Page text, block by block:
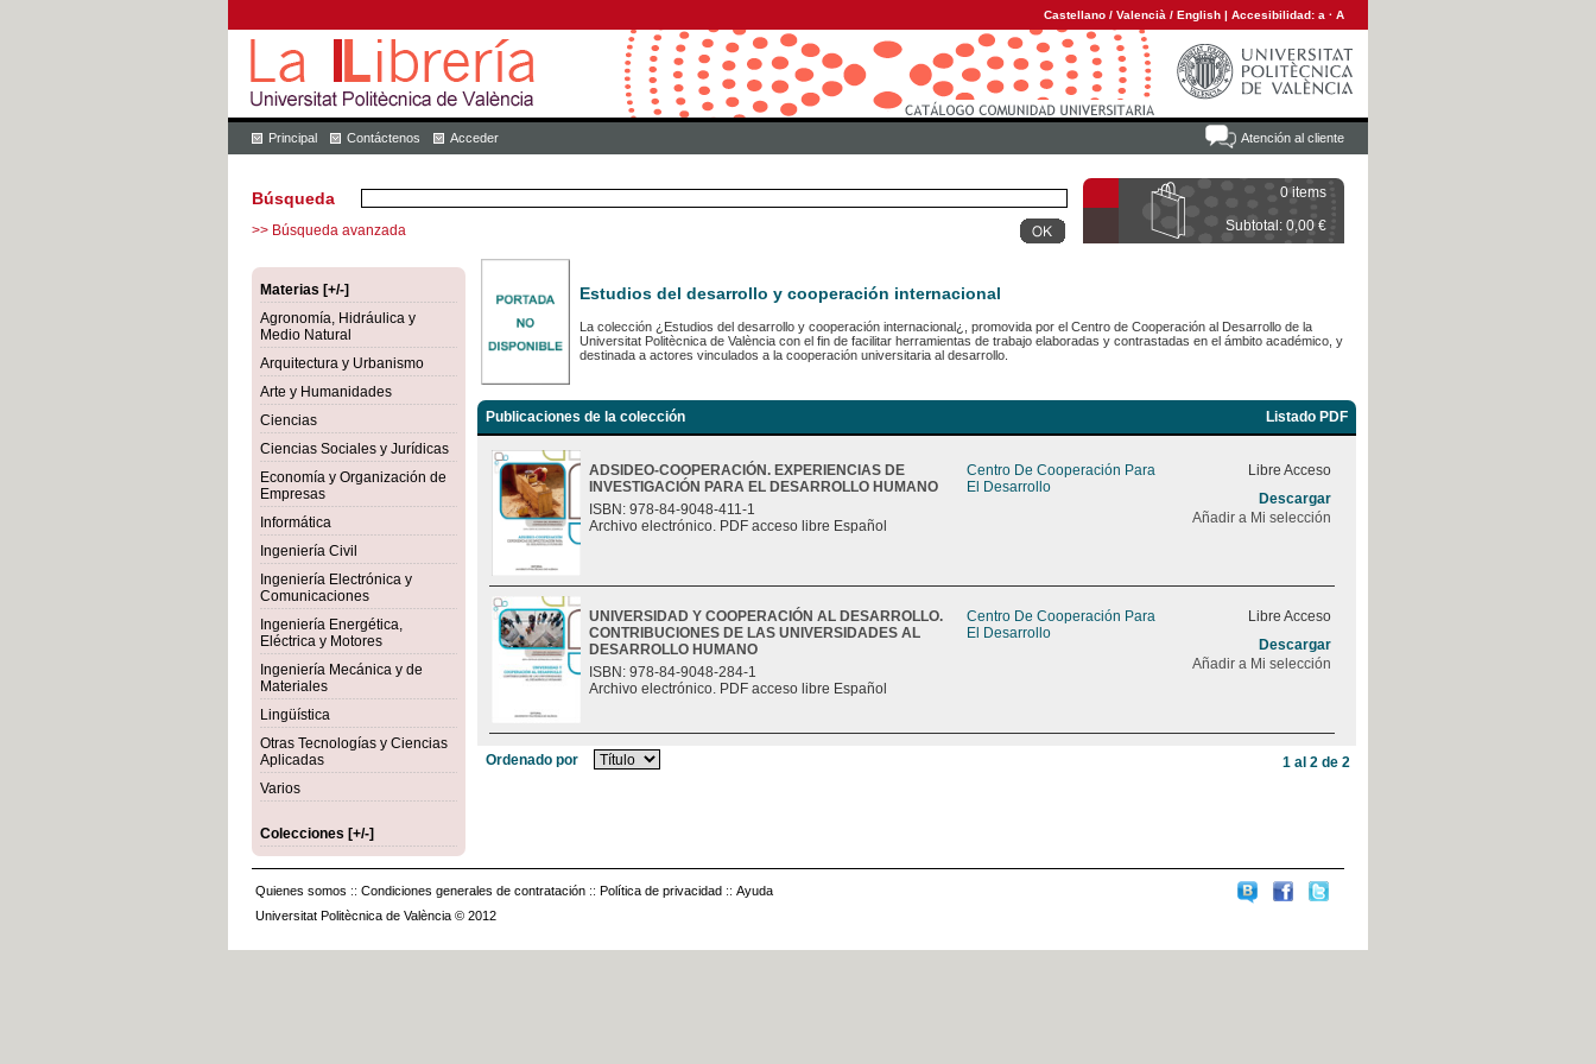
Castellano / Valencià / English | Accesibilidad: a · A
Atención al cliente
Principal Contáctenos Acceder
0 items
Subtotal: 0,00 €
Búsqueda
>> Búsqueda avanzada
Materias [+/-]
Agronomía, Hidráulica y
Medio Natural
Arquitectura y Urbanismo
Arte y Humanidades
Ciencias
Ciencias Sociales y Jurídicas
Economía y Organización de
Empresas
Informática
Ingeniería Civil
Ingeniería Electrónica y
Comunicaciones
Ingeniería Energética,
Eléctrica y Motores
Ingeniería Mecánica y de
Materiales
Lingüística
Otras Tecnologías y Ciencias
Aplicadas
Varios
Colecciones [+/-]
Estudios del desarrollo y cooperación internacional
La colección ¿Estudios del desarrollo y cooperación internacional¿, promovida por el Centro de Cooperación al Desarrollo de la
Universitat Politècnica de València con el fin de facilitar herramientas de trabajo elaboradas y contrastadas en el ámbito académico, y
destinada a actores vinculados a la cooperación universitaria al desarrollo.
Publicaciones de la colección Listado PDF
ADSIDEO-COOPERACIÓN. EXPERIENCIAS DE
INVESTIGACIÓN PARA EL DESARROLLO HUMANO
ISBN: 978-84-9048-411-1
Archivo electrónico. PDF acceso libre Español
Centro De Cooperación Para
El Desarrollo
Libre Acceso
Descargar
Añadir a Mi selección
UNIVERSIDAD Y COOPERACIÓN AL DESARROLLO.
CONTRIBUCIONES DE LAS UNIVERSIDADES AL
DESARROLLO HUMANO
ISBN: 978-84-9048-284-1
Archivo electrónico. PDF acceso libre Español
Centro De Cooperación Para
El Desarrollo
Libre Acceso
Descargar
Añadir a Mi selección
Ordenado por 1 al 2 de 2
Quienes somos :: Condiciones generales de contratación :: Política de privacidad :: Ayuda
Universitat Politècnica de València © 2012